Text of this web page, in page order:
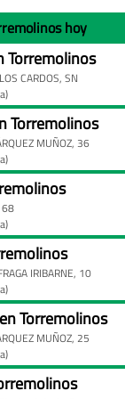
hoy
Torremolinos
CARDOS, SN
Torremolinos
MUÑOZ, 36
68
IRIBARNE, 10
Torremolinos
MUÑOZ, 25